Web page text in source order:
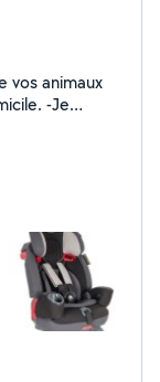
vos animaux
-Je
suis
et lit